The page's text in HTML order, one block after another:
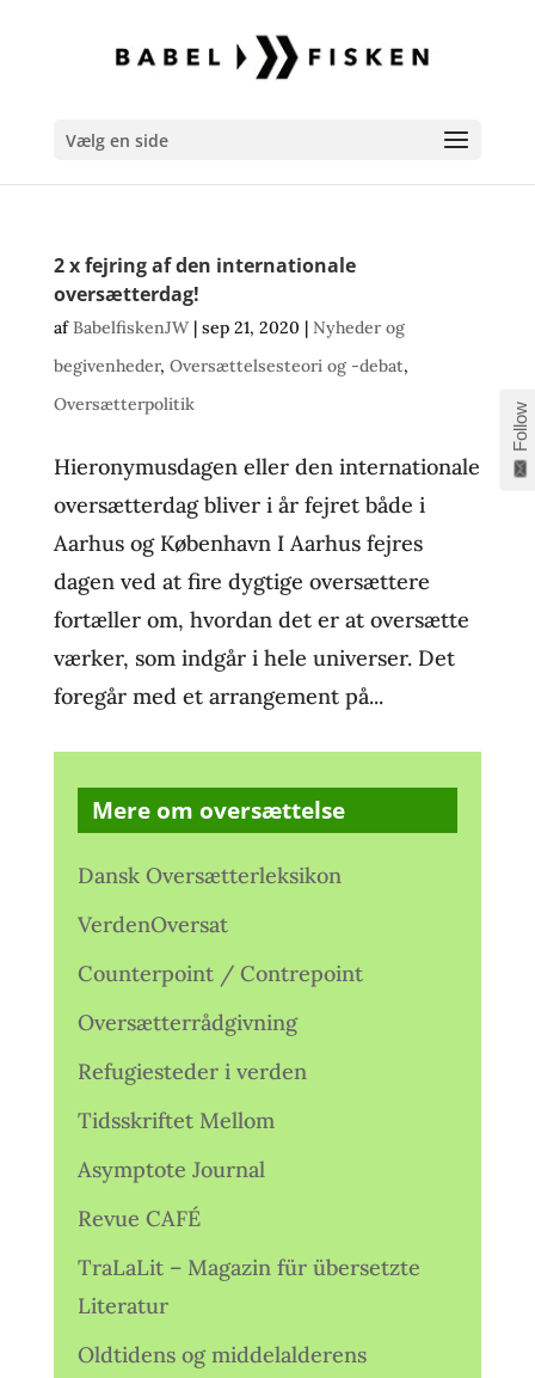
Vælg en side
2 x fejring af den internationale
oversætterdag!
afBabelfiskenJW| sep 21, 2020 | Nyheder og
begivenheder, Oversættelsesteori og -debat,
Oversætterpolitik
Hieronymusdagen eller den internationale
oversætterdag bliver i år fejret både i
Aarhus og København I Aarhus fejres
dagen ved at fire dygtige oversættere
fortæller om, hvordan det er at oversætte
værker, som indgår i hele universer. Det
foregår med et arrangement på...
Mere om oversættelse
Dansk Oversætterleksikon
VerdenOversat
Counterpoint / Contrepoint
Oversætterrådgivning
Refugiesteder i verden
Tidsskriftet Mellom
Asymptote Journal
Revue CAFÉ
TraLaLit – Magazin für übersetzte
Literatur
Oldtidens og middelalderens
Follow